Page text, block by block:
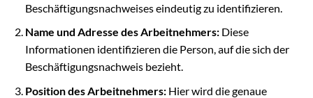
Beschäftigungsnachweises eindeutig zu identifizieren.
Name und Adresse des Arbeitnehmers:Diese
Informationen identifizieren die Person, auf die sich der
Beschäftigungsnachweis bezieht.
Position des Arbeitnehmers:Hier wird die genaue